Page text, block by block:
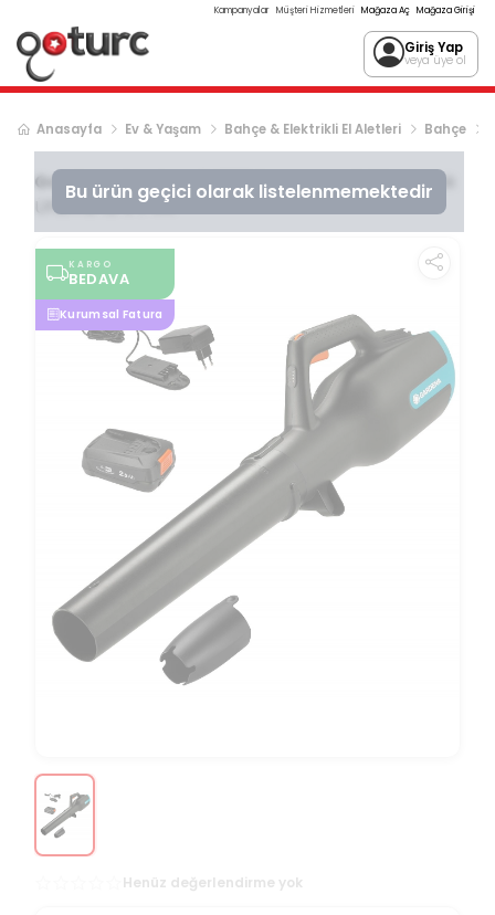
Kampanyalar Müşteri Hizmetleri Mağaza Aç Mağaza Girişi
Giriş Yap
veya üye ol
Anasayfa Ev & Yaşam Bahçe & Elektrikli El Aletleri Bahçe
Bu ürün geçici olarak listelenmemektedir
GardenaGardena 14890 PowerJet Akülü Yaprak
Üfleme 18 V P4A
KARGO
BEDAVA
Kurumsal Fatura
Henüz değerlendirme yok